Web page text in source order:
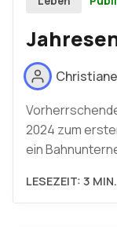
2024 zum
ein
LESEZEIT: 3 MIN.